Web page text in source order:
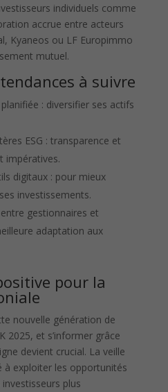
individuels comme
accrue entre acteurs
Kyaneos ou LF Europimmo
mutuel.
à suivre
: diversifier ses actifs
ESG : transparence et
impératives.
digitaux : pour mieux
investissements.
gestionnaires et
adaptation aux
pour la
nouvelle génération de
2025, et s’informer grâce
devient crucial. La veille
à exploiter les opportunités
plus